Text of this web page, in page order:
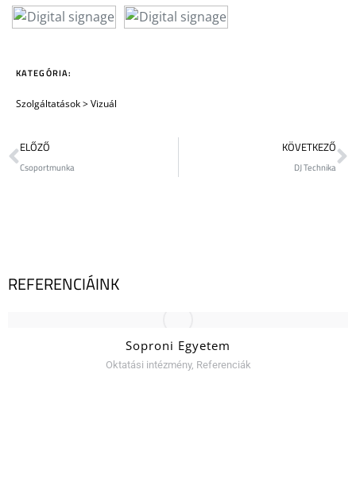
KATEGÓRIA:
Szolgáltatások>Vizuál
ELŐZŐ
Csoportmunka
KÖVETKEZŐ
DJ Technika
REFERENCIÁINK
Soproni Egyetem
Oktatási intézmény, Referenciák